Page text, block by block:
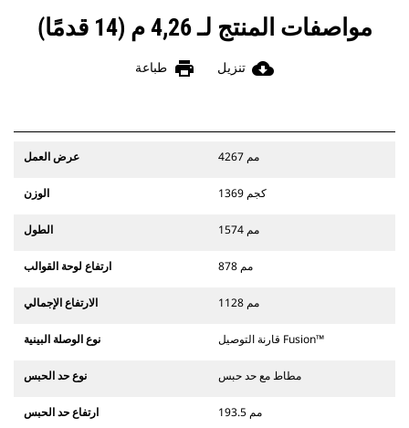
مواصفات المنتج لـ 4,26 م (14 قدمًا)
cloud_download تنزيل print طباعة
عرض العمل 4267 مم
الوزن 1369 كجم
الطول 1574 مم
ارتفاع لوحة القوالب 878 مم
الارتفاع الإجمالي 1128 مم
نوع الوصلة البينية قارنة التوصيل Fusion™
نوع حد الحبس مطاط مع حد حبس
ارتفاع حد الحبس 193.5 مم